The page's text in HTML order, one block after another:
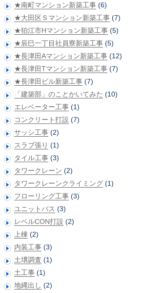
★南町マンション新築工事 (6)
★大田区Ｓマンション新築工事 (7)
★狛江市Hマンション新築工事 (5)
★辰巳一丁目社員寮新築工事 (5)
★長津田Aマンション新築工事 (12)
★長津田Tマンション新築工事 (7)
★長津田ビル新築工事 (7)
「建築部」のことかいてみた (10)
エレベーター工事 (1)
コンクリート打設 (7)
サッシ工事 (2)
スラブ張り (1)
タイル工事 (3)
タワークレーン (2)
タワークレーンクライミング (1)
フローリング工事 (3)
ユニットバス (3)
レベルCON打設 (2)
上棟 (2)
内装工事 (3)
土壌調査 (1)
土工事 (1)
地縄出し (2)